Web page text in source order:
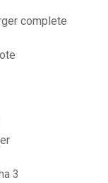
complete
3